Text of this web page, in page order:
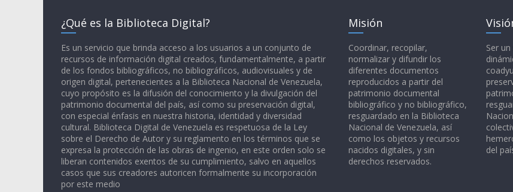
¿Qué es la Biblioteca Digital?
Es un servicio que brinda acceso a los usuarios a un conjunto de
recursos de información digital creados, fundamentalmente, a partir
de los fondos bibliográficos, no bibliográficos, audiovisuales y de
origen digital, pertenecientes a la Biblioteca Nacional de Venezuela,
cuyo propósito es la difusión del conocimiento y la divulgación del
patrimonio documental del país, así como su preservación digital,
con especial énfasis en nuestra historia, identidad y diversidad
cultural. Biblioteca Digital de Venezuela es respetuosa de la Ley
sobre el Derecho de Autor y su reglamento en los términos que se
expresa la protección de las obras de ingenio, en este orden solo se
liberan contenidos exentos de su cumplimiento, salvo en aquellos
casos que sus creadores autoricen formalmente su incorporación
por este medio
Misión
Coordinar, recopilar,
normalizar y difundir los
diferentes documentos
reproducidos a partir del
patrimonio documental
bibliográfico y no bibliográfico,
resguardado en la Biblioteca
Nacional de Venezuela, así
como los objetos y recursos
nacidos digitales, y sin
derechos reservados.
Ser
del